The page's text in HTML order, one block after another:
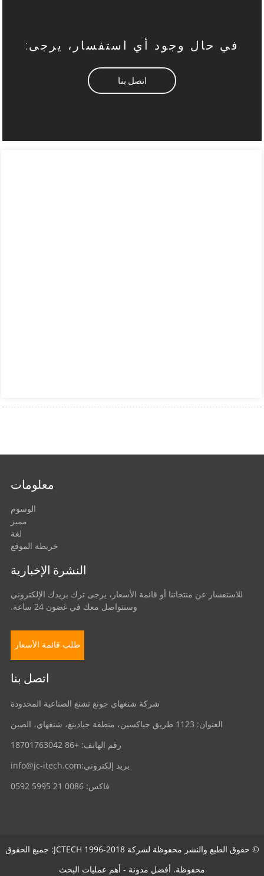
في حال وجود أي استفسار، يرجى:
اتصل بنا
معلومات
الوسوم
مميز
لغة
خريطة الموقع
النشرة الإخبارية
للاستفسار عن منتجاتنا أو قائمة الأسعار، يرجى ترك بريدك الإلكتروني
وسنتواصل معك في غضون 24 ساعة.
طلب قائمة الأسعار
اتصل بنا
شركة شنغهاي جونغ تشنغ الصناعية المحدودة
العنوان: 1123 طريق جياكسين، منطقة جيادينغ، شنغهاي، الصين
رقم الهاتف: +86 18701763042
بريد إلكتروني:info@jc-itech.com
فاكس: 0086 21 5995 0592
© حقوق الطبع والنشر محفوظة لشركة JCTECH 1996-2018: جميع الحقوق
محفوظة. أفضل مدونة - أهم عمليات البحث